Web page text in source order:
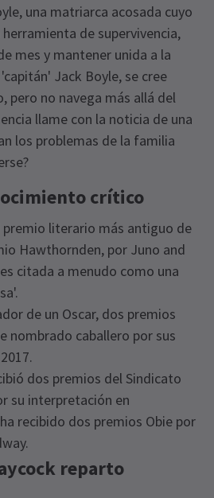
una matriarca acosada cuyo
de supervivencia,
mes y mantener unida a la
Jack Boyle, se cree
pero no navega más allá del
llame con la noticia de una
los problemas de la familia
crítico
premio literario más antiguo de
Hawthornden, por Juno and
citada a menudo como una
de un Oscar, dos premios
nombrado caballero por sus
dos premios del Sindicato
su interpretación en
recibido dos premios Obie por
reparto